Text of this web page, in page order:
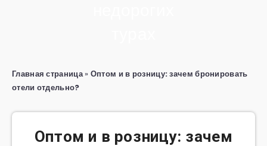
Главная страница» Оптом и в розницу: зачем бронировать
отели отдельно?
Оптом и в розницу: зачем